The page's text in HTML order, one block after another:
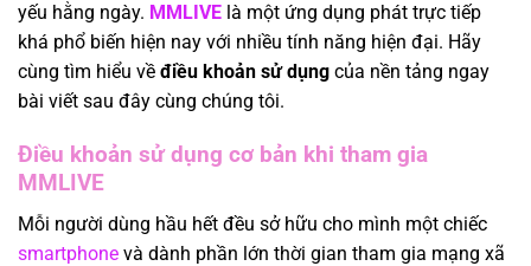
yếu hằng ngày. MMLIVE là một ứng dụng phát trực tiếp
khá phổ biến hiện nay với nhiều tính năng hiện đại. Hãy
cùng tìm hiểu về điều khoản sử dụng của nền tảng ngay
bài viết sau đây cùng chúng tôi.
Điều khoản sử dụng cơ bản khi tham gia
MMLIVE
Mỗi người dùng hầu hết đều sở hữu cho mình một chiếc
smartphone và dành phần lớn thời gian tham gia mạng xã